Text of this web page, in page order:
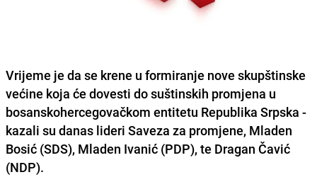
Vrijeme je da se krene u formiranje nove skupštinske
većine koja će dovesti do suštinskih promjena u
bosanskohercegovačkom entitetu Republika Srpska -
kazali su danas lideri Saveza za promjene, Mladen
Bosić (SDS), Mladen Ivanić (PDP), te Dragan Čavić
(NDP).